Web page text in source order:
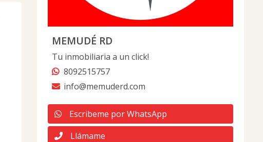
MEMUDÉ RD
Tu inmobiliaria a un click!
8092515757
info@memuderd.com
Escribeme por WhatsApp
Llámame